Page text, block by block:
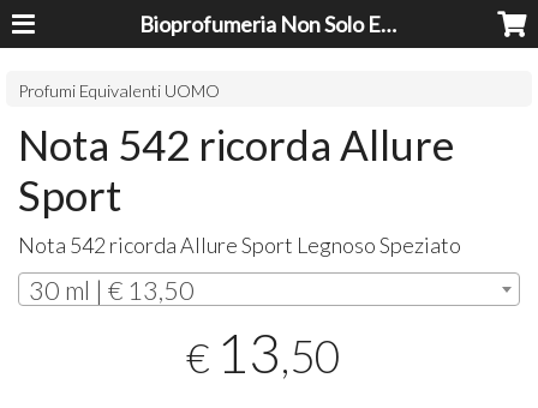
Bioprofumeria Non Solo Essenze
Profumi Equivalenti UOMO
Nota 542 ricorda Allure
Sport
Nota 542 ricorda Allure Sport Legnoso Speziato
30 ml | € 13,50
€ 13,50